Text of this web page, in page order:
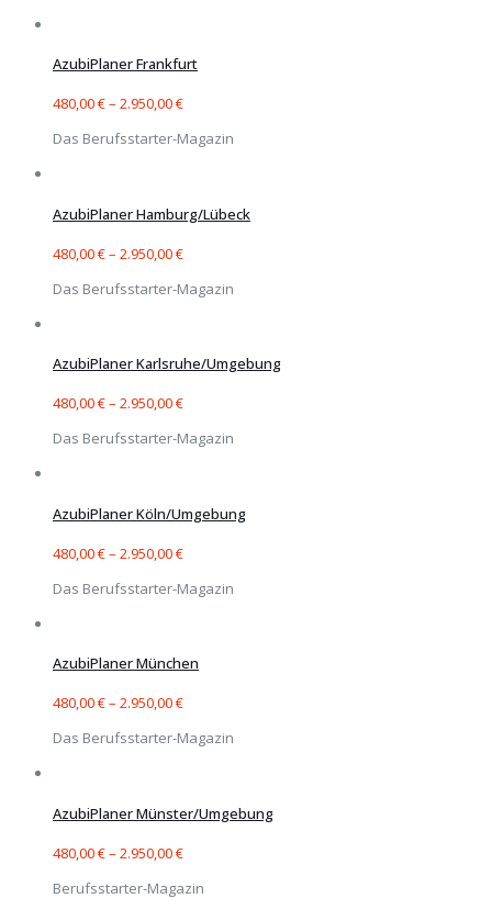
AzubiPlaner Frankfurt
480,00€– 2.950,00€
Das Berufsstarter-Magazin
AzubiPlaner Hamburg/Lübeck
480,00€– 2.950,00€
Das Berufsstarter-Magazin
AzubiPlaner Karlsruhe/Umgebung
480,00€– 2.950,00€
Das Berufsstarter-Magazin
AzubiPlaner Köln/Umgebung
480,00€– 2.950,00€
Das Berufsstarter-Magazin
AzubiPlaner München
480,00€– 2.950,00€
Das Berufsstarter-Magazin
AzubiPlaner Münster/Umgebung
480,00€– 2.950,00€
Berufsstarter-Magazin